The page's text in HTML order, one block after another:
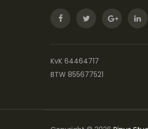
KvK 64464717
BTW 855677521